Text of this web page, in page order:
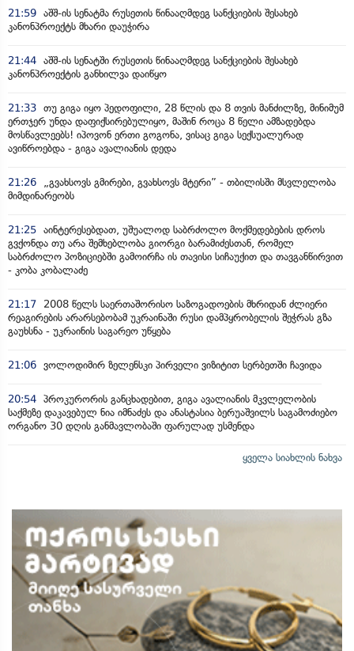
21:59 აშშ-ის სენატმა რუსეთის წინააღმდეგ სანქციების შესახებ
კანონპროექტს მხარი დაუჭირა
21:44 აშშ-ის სენატში რუსეთის წინააღმდეგ სანქციების შესახებ
კანონპროექტის განხილვა დაიწყო
21:33 თუ გიგა იყო პედოფილი, 28 წლის და 8 თვის მანძილზე, მინიმუმ
ერთჯერ უნდა დაფიქსირებულიყო, მაშინ როცა 8 წელი ამზადებდა
მოსწავლეებს! იპოვონ ერთი გოგონა, ვისაც გიგა სექსუალურად
ავიწროებდა - გიგა ავალიანის დედა
21:26
„გვახსოვს გმირები, გვახსოვს მტერი” - თბილისში მსვლელობა
მიმდინარეობს
21:25 აინტერესებდათ, უშუალოდ საბრძოლო მოქმედებების დროს
გვქონდა თუ არა შემხებლობა გიორგი ბარამიძესთან, რომელ
საბრძოლო პოზიციებში გამოირჩა ის თავისი სიჩაუქით და თავგანწირვით
- კობა კობალაძე
21:17
2008 წელს საერთაშორისო საზოგადოების მხრიდან ძლიერი
რეაგირების არარსებობამ უკრაინაში რუსი დამპყრობელის შეჭრას გზა
გაუხსნა - უკრაინის საგარეო უწყება
21:06 ვოლოდიმირ ზელენსკი პირველი ვიზიტით სერბეთში ჩავიდა
20:54 პროკურორის განცხადებით, გიგა ავალიანის მკვლელობის
საქმეზე დაკავებულ ნია იმნაძეს და ანასტასია ბერუაშვილს საგამოძიებო
ორგანო 30 დღის განმავლობაში ფარულად უსმენდა
ყველა სიახლის ნახვა